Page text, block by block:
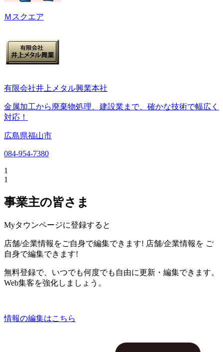
Ｍスクエア
有限会社井上メタル興業本社
金属加工から廃棄物処理、建設業まで、確かな技術で幅広く
対応！
広島県福山市
084-954-7380
1
1
事業主の皆さま
Myタウンページに登録すると
店舗/企業情報をご自身で編集できます! 店舗/企業情報を ご
自身で編集できます!
無料登録で、いつでも何度でも自由に更新・編集できます。
Web集客を強化しましょう。
情報の編集はこちら